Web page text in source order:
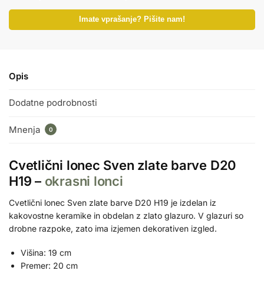
Imate vprašanje? Pišite nam!
Opis
Dodatne podrobnosti
Mnenja 0
Cvetlični lonec Sven zlate barve D20
H19 – okrasni lonci
Cvetlični lonec Sven zlate barve D20 H19 je izdelan iz
kakovostne keramike in obdelan z zlato glazuro. V glazuri so
drobne razpoke, zato ima izjemen dekorativen izgled.
Višina: 19 cm
Premer: 20 cm